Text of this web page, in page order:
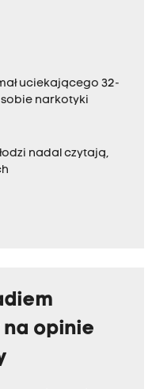
uciekającego 32-
sobie narkotyki
nadal czytają,
na opinie